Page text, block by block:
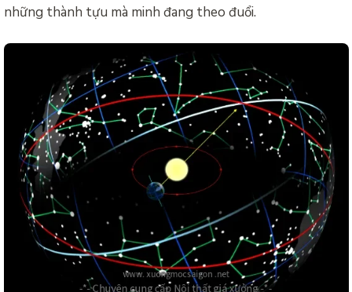
những thành tựu mà minh đang theo đuổi.